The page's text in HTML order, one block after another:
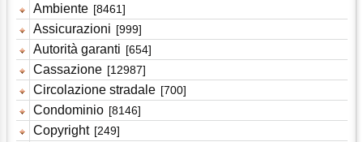
Ambiente [8461]
Assicurazioni [999]
Autorità garanti [654]
Cassazione [12987]
Circolazione stradale [700]
Condominio [8146]
Copyright [249]